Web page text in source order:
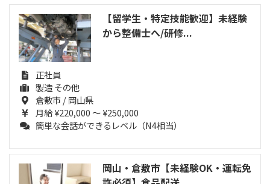
【留学生・特定技能歓迎】未経験
から整備士へ/研修...
正社員
製造 その他
倉敷市 / 岡山県
月給 ¥220,000 ～ ¥250,000
簡単な会話ができるレベル（N4相当）
岡山・倉敷市【未経験OK・運転免